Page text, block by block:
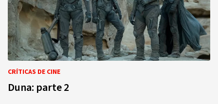
CRÍTICAS DE CINE
Duna: parte 2